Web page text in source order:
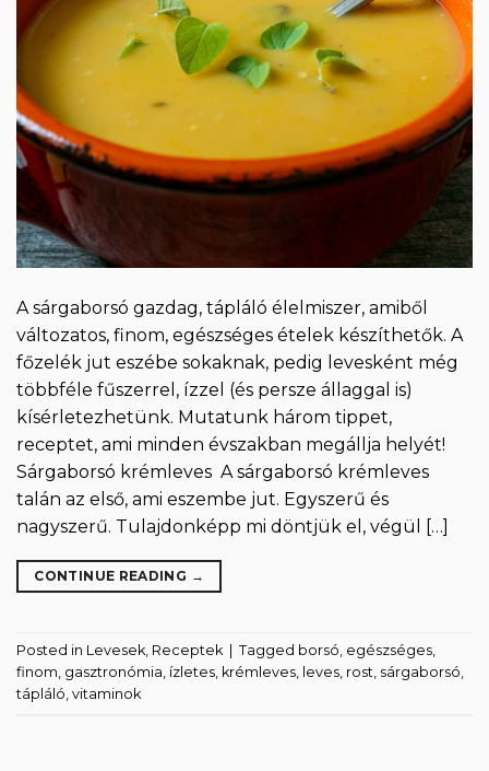
A sárgaborsó gazdag, tápláló élelmiszer, amiből
változatos, finom, egészséges ételek készíthetők. A
főzelék jut eszébe sokaknak, pedig levesként még
többféle fűszerrel, ízzel (és persze állaggal is)
kísérletezhetünk. Mutatunk három tippet,
receptet, ami minden évszakban megállja helyét!
Sárgaborsó krémleves A sárgaborsó krémleves
talán az első, ami eszembe jut. Egyszerű és
nagyszerű. Tulajdonképp mi döntjük el, végül […]
CONTINUE READING →
Posted in Levesek, Receptek Tagged borsó, egészséges,
finom, gasztronómia, ízletes, krémleves, leves, rost, sárgaborsó,
tápláló, vitaminok